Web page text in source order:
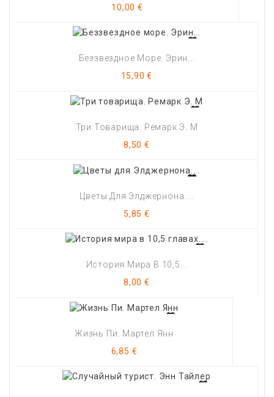
Цена
10,00 €
Беззвездное Море. Эрин...
Цена
15,90 €
Три Товарища. Ремарк Э. М
Цена
8,50 €
Цветы Для Элджернона....
Цена
5,85 €
История Мира В 10,5...
Цена
8,00 €
Жизнь Пи. Мартел Янн
Цена
6,85 €